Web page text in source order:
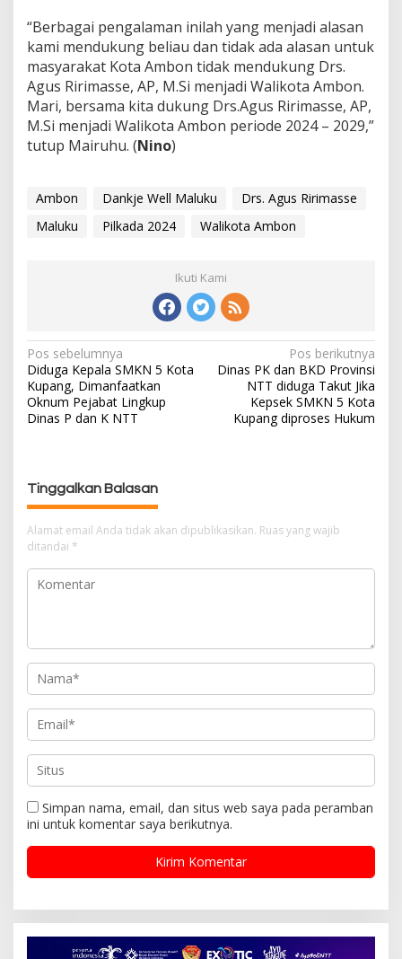
“Berbagai pengalaman inilah yang menjadi alasan
kami mendukung beliau dan tidak ada alasan untuk
masyarakat Kota Ambon tidak mendukung Drs.
Agus Ririmasse, AP, M.Si menjadi Walikota Ambon.
Mari, bersama kita dukung Drs.Agus Ririmasse, AP,
M.Si menjadi Walikota Ambon periode 2024 – 2029,”
tutup Mairuhu. (Nino)
Ambon Dankje Well Maluku
Drs. Agus Ririmasse
Maluku
Pilkada 2024 Walikota Ambon
Ikuti Kami
N
a
v
i
p
o
s
Pos sebelumnya
Diduga Kepala SMKN 5 Kota
Kupang, Dimanfaatkan
Oknum Pejabat Lingkup
Dinas P dan K NTT
Pos berikutnya
Dinas PK dan BKD Provinsi
NTT diduga Takut Jika
Kepsek SMKN 5 Kota
Kupang diproses Hukum
Tinggalkan Balasan
Alamat email Anda tidak akan dipublikasikan. Ruas yang wajib
ditandai *
Simpan nama, email, dan situs web saya pada peramban
ini untuk komentar saya berikutnya.